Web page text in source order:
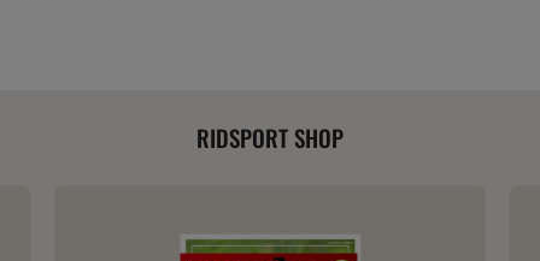
RIDSPORT SHOP